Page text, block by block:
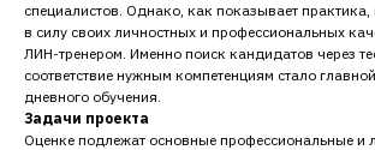
специалистов. Однако, как показывает
в силу своих личностных и профессиональных
ЛИН-тренером. Именно поиск кандидатов через
соответствие нужным компетенциям стало
дневного обучения.
Задачи проекта
Оценке подлежат основные профессиональные и